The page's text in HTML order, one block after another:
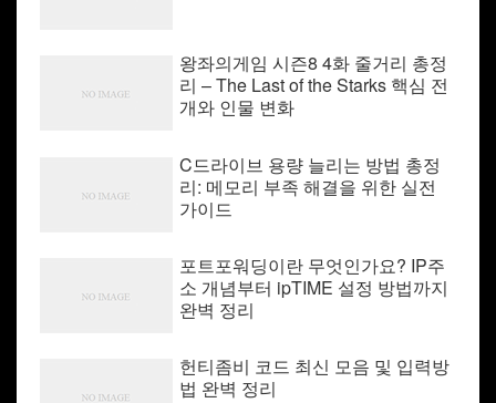
왕좌의게임 시즌8 4화 줄거리 총정
리 – The Last of the Starks 핵심 전
개와 인물 변화
C드라이브 용량 늘리는 방법 총정
리: 메모리 부족 해결을 위한 실전
가이드
포트포워딩이란 무엇인가요? IP주
소 개념부터 ipTIME 설정 방법까지
완벽 정리
헌티좀비 코드 최신 모음 및 입력방
법 완벽 정리